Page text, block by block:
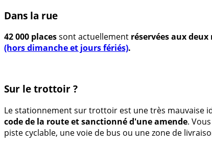
Dans la rue
42 000 placessont actuellement réservées aux deux
(hors dimanche et jours fériés).
Sur le trottoir ?
Le stationnement sur trottoir est une très mauvaise
code de la route et sanctionné d'une amende.
piste cyclable, une voie de bus ou une zone de